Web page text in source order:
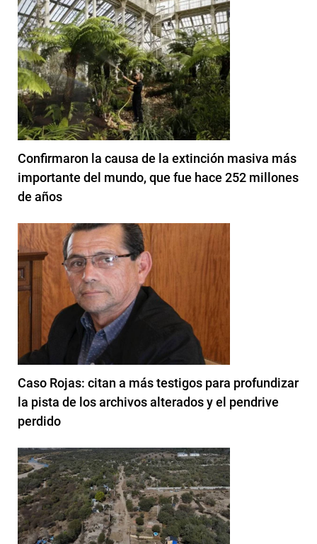
Confirmaron la causa de la extinción masiva más
importante del mundo, que fue hace 252 millones
de años
Caso Rojas: citan a más testigos para profundizar
la pista de los archivos alterados y el pendrive
perdido